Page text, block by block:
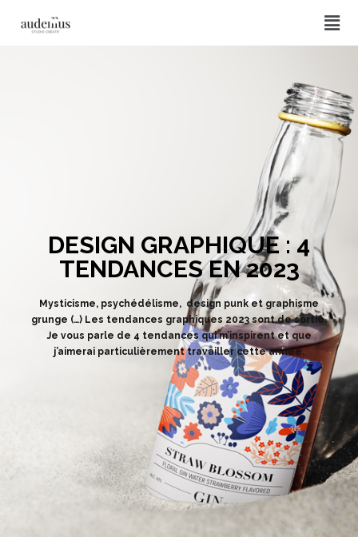
DESIGN GRAPHIQUE : 4
TENDANCES EN 2023
Mysticisme, psychédélisme, design punk et graphisme
grunge (…) Les tendances graphiques 2023 sont de sortie.
Je vous parle de 4 tendances qui m’inspirent et que
j’aimerai particulièrement travailler cette année.